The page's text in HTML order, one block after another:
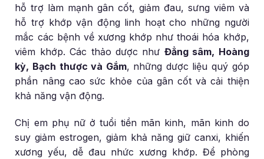
hỗ trợ làm mạnh gân cốt, giảm đau, sưng viêm và
hỗ trợ khớp vận động linh hoạt cho những người
mắc các bệnh về xương khớp như thoái hóa khớp,
viêm khớp. Các thảo dược như Đẳng sâm, Hoàng
kỳ, Bạch thược và Gắm, những dược liệu quý góp
phần nâng cao sức khỏe của gân cốt và cải thiện
khả năng vận động.
Chị em phụ nữ ở tuổi tiền mãn kinh, mãn kinh do
suy giảm estrogen, giảm khả năng giữ canxi, khiến
xương yếu, dễ đau nhức xương khớp. Để phòng